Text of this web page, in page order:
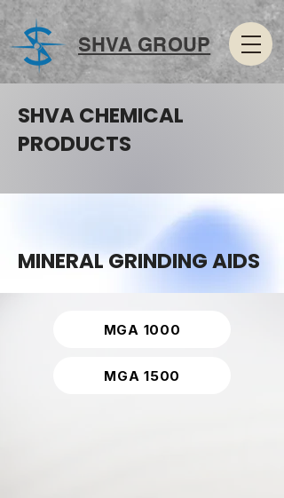
SHVA GROUP
SHVA CHEMICAL
PRODUCTS
MINERAL GRINDING AIDS
MGA 1000
MGA 1500